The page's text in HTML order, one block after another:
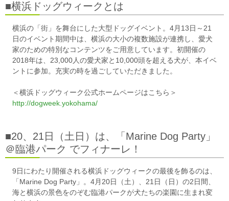
■横浜ドッグウィークとは
横浜の「街」を舞台にした大型ドッグイベント。4月13日～21
日のイベント期間中は、横浜の大小の複数施設が連携し、愛犬
家のための特別なコンテンツをご用意しています。初開催の
2018年は、23,000人の愛犬家と10,000頭を超える犬が、本イベ
ントに参加。充実の時を過ごしていただきました。
＜横浜ドッグウィーク公式ホームページはこちら＞
http://dogweek.yokohama/
■20、21日（土日）は、「Marine Dog Party」
＠臨港パーク でフィナーレ！
9日にわたり開催される横浜ドッグウィークの最後を飾るのは、
「Marine Dog Party」。4月20日（土）、21日（日）の2日間、
海と横浜の景色をのぞむ臨港パークが犬たちの楽園に生まれ変